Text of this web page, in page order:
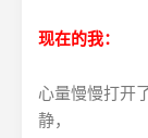
现在的我：
心量慢慢打开
静，